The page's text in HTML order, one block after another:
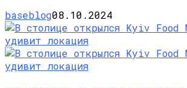
baseblog08.10.2024